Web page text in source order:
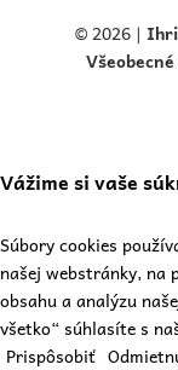
© 2026 |
Vážime si vaše
Súbory cookies
našej webstránky, na
obsahu a analýzu
všetko“ súhlasíte s
Prispôsobiť